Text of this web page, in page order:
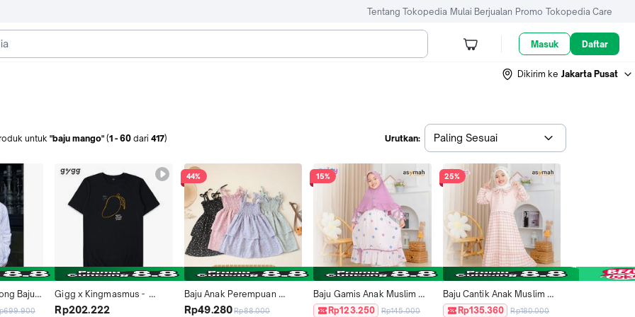
Tentang Tokopedia Mulai Berjualan Promo Tokopedia Care
Masuk Daftar
Dikirim ke Jakarta Pusat
untuk "baju mango" (1 -60 dari 417) Urutkan: Paling Sesuai
Baju
Gigg x Kingmasmus -
Mango Mus - Tshirt Black
Rp202.222
44%
Baju Anak Perempuan
Angelina Smock Kerut
Rp49.280Rp88.000
15%
Baju Gamis Anak Muslim
Set Jilbab Daisy Series
Rp123.250 Rp145.000
25%
Baju Cantik Anak Muslim
Bahan Mango Crinkle
Rp135.360 Rp180.000